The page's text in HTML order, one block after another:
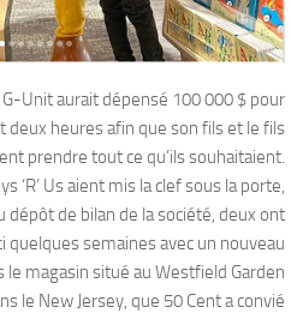
Unit aurait dépensé 100 000 $ pour
deux heures afin que son fils et le fils
prendre tout ce qu’ils souhaitaient.
‘R’ Us aient mis la clef sous la porte,
dépôt de bilan de la société, deux ont
quelques semaines avec un nouveau
le magasin situé au Westfield Garden
le New Jersey, que 50 Cent a convié